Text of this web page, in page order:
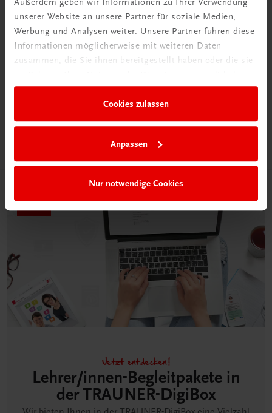
unserer Website an unsere Partner für soziale Medien,
Werbung und Analysen weiter. Unsere Partner führen diese
Informationen möglicherweise mit weiteren Daten
zusammen, die Sie ihnen bereitgestellt haben oder die sie
Cookies zulassen
Anpassen
Nur notwendige Cookies
Neu in der DigiBox
Klassenzimmer“
Mehr dazu
Jetzt entdecken!
Lehrer/innen-Begleitpakete in
der TRAUNER-DigiBox